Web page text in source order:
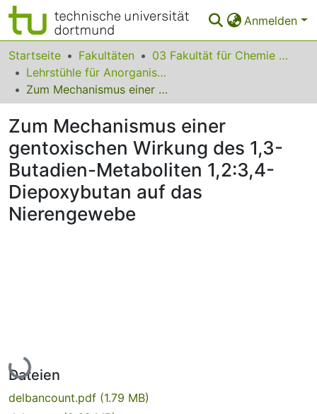
Anmelden
Bereiche & Sammlungen
Das gesamte Repositorium
Leitlinien
Zurück zur Startseite
Startseite Fakultäten
03 Fakultät für Chemie und Chemische Biologie
Lehrstühle für Anorganische Chemie
Zum Mechanismus einer gentoxischen Wirkung des 1,3-Butadien-Metaboliten 1,2:3,4-Diepoxybutan auf das Nierengewebe
Zum Mechanismus einer
gentoxischen Wirkung des 1,3-
Butadien-Metaboliten 1,2:3,4-
Diepoxybutan auf das
Nierengewebe
Lade...
Dateien
delbancount.pdf (1.79 MB)